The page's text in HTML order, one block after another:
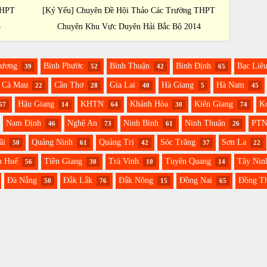
[Kỷ Yếu] Chuyên Đề Hội Thảo Các Trường THPT
Chuyên Khu Vực Duyên Hải Bắc Bộ 2014
39 Bình Phước 52 Bình Thuận 42 Bình Định 65 Bạc Liêu
Cà Mau 22 Cần Thơ 28 Gia Lai 40 Hà Giang 5 Hà Nam 45
Hậu Giang 14 KHTN 64 Khánh Hòa 30 Kiên Giang 74
Nam Định 46 Nghệ An 73 Ninh Bình 61 Ninh Thuận 26
50 Quảng Ninh 61 Quảng Trị 42 Sóc Trăng 37 Sơn La 22
Huế 56 Tiền Giang 30 Trà Vinh 10 Tuyên Quang 14 Tây
Đà Nẵng 50 Đắk Lắk 76 Đắk Nông 15 Đồng Nai 65 Đồng